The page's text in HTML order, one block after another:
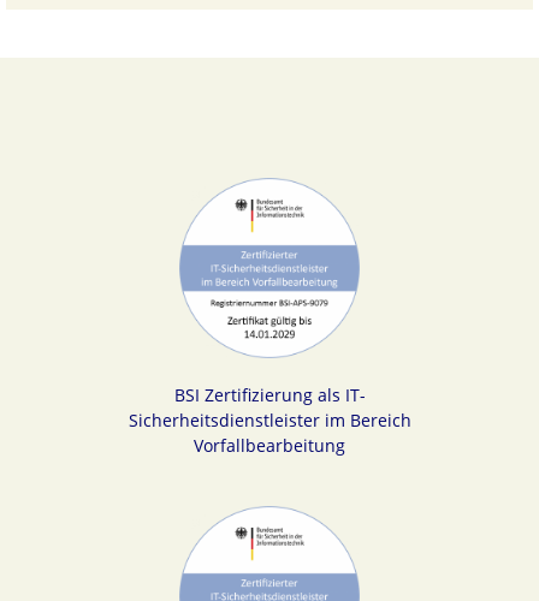
BSI Zertifizierung als IT-
Sicherheitsdienstleister im Bereich
Vorfallbearbeitung